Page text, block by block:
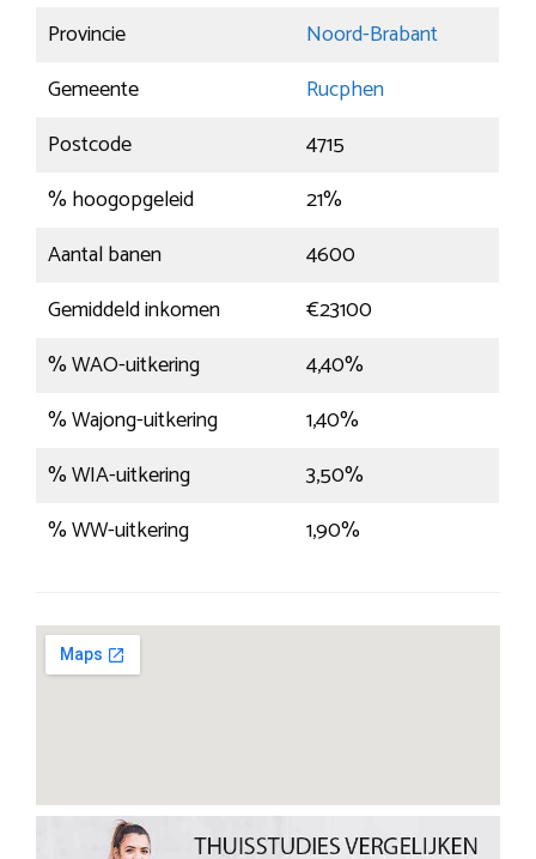
Provincie
Noord-Brabant
Gemeente
Rucphen
Postcode
4715
% hoogopgeleid
21%
Aantal banen
4600
Gemiddeld inkomen
€23100
% WAO-uitkering
4,40%
% Wajong-uitkering
1,40%
% WIA-uitkering
3,50%
% WW-uitkering
1,90%